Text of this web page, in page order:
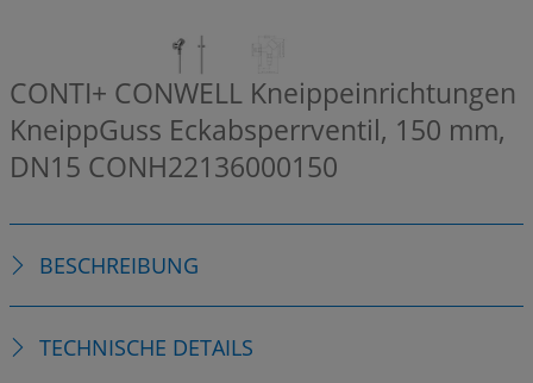
CONTI+ CONWELL Kneippeinrichtungen
KneippGuss Eckabsperrventil, 150 mm,
DN15 CONH22136000150
BESCHREIBUNG
TECHNISCHE DETAILS